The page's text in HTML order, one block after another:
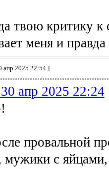
твою критику
меня и правда
апр 2025 22:54 ]
апр 2025 22:24
провальной
с